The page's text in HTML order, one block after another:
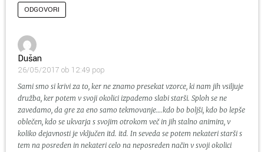
ODGOVORI
Dušan
26/05/2017 ob 12:49 pop
Sami smo si krivi za to, ker ne znamo presekat vzorce, ki nam jih vsiljuje
družba, ker potem v svoji okolici izpademo slabi starši. Sploh se ne
zavedamo, da gre za eno samo tekmovanje….kdo bo boljši, kdo bo lepše
oblečen, kdo se ukvarja s svojim otrokom več in jih stalno animira, v
koliko dejavnosti je vključen itd. itd. In seveda se potem nekateri starši s
tem na posreden in nekateri celo na neposreden način v svoji okolici